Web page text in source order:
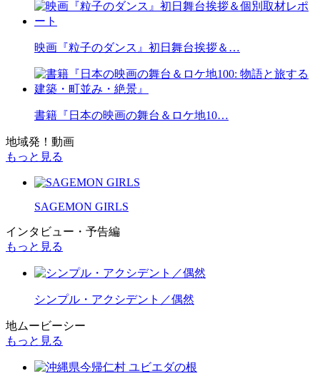
映画『粒子のダンス』初日舞台挨拶＆…
書籍『日本の映画の舞台＆ロケ地10…
地域発！動画
もっと見る
SAGEMON GIRLS
インタビュー・予告編
もっと見る
シンプル・アクシデント／偶然
地ムービーシー
もっと見る